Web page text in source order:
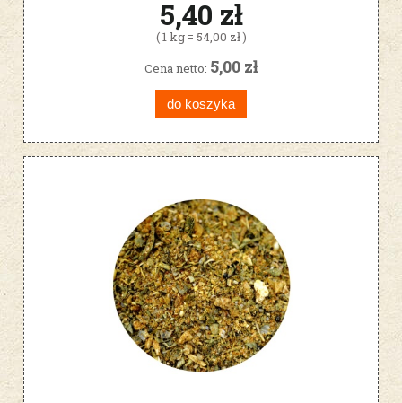
5,40 zł
( 1 kg = 54,00 zł )
Cena netto: 5,00 zł
do koszyka